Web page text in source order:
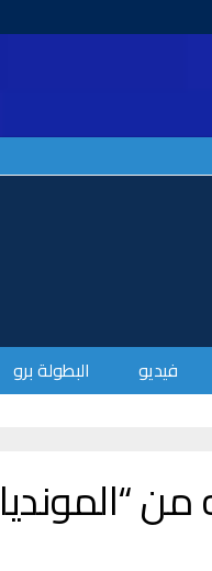
فيديو البطولة برو
من